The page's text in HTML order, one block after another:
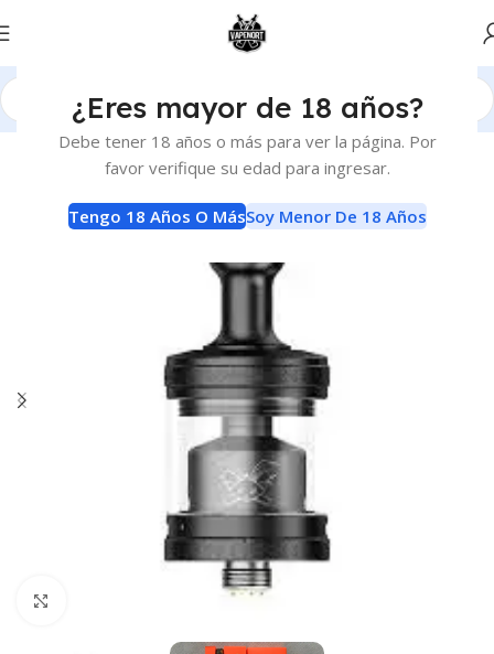
¿Eres mayor de 18 años?
Debe tener 18 años o más para ver la página. Por
favor verifique su edad para ingresar.
Tengo 18 Años O MásSoy Menor De 18 Años
Inicio Atomizadores RTA